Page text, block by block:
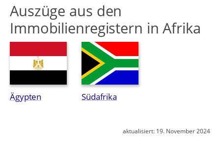
Auszüge aus den
Immobilienregistern in Afrika
Ägypten Südafrika
aktualisiert: 19. November 2024